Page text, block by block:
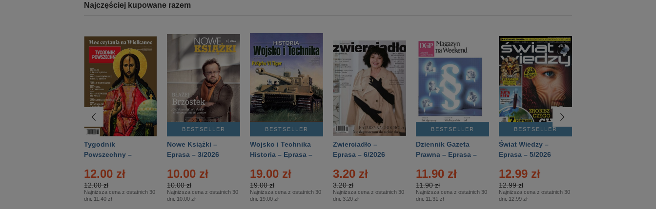
Najczęściej kupowane razem
Tygodnik
Powszechny –
12.00 zł
12.00 zł
Najniższa cena z ostatnich 30
dni: 11.40 zł
BESTSELLER
Nowe Książki –
Eprasa – 3/2026
10.00 zł
10.00 zł
Najniższa cena z ostatnich 30
dni: 10.00 zł
BESTSELLER
Wojsko i Technika
Historia – Eprasa –
19.00 zł
19.00 zł
Najniższa cena z ostatnich 30
dni: 19.00 zł
Zwierciadło –
Eprasa – 6/2026
3.20 zł
3.20 zł
Najniższa cena z ostatnich 30
dni: 3.20 zł
BESTSELLER
Dziennik Gazeta
Prawna – Eprasa –
11.90 zł
11.90 zł
Najniższa cena z ostatnich 30
dni: 11.31 zł
BESTSELLER
Świat Wiedzy –
Eprasa – 5/2026
12.99 zł
12.99 zł
Najniższa cena z ostatnich 30
dni: 12.99 zł